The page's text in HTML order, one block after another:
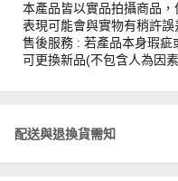
本產品皆以實品拍攝商品
表現可能會與實物有稍許誤
售後服務 : 若產品本身瑕疵
可更換新品(不包含人為因
配送與退換貨需知